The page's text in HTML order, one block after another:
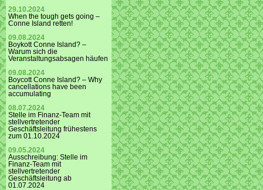
29.10.2024
When the tough gets going –
Conne Island retten!
09.08.2024
Boykott Conne Island? –
Warum sich die
Veranstaltungsabsagen häufen
09.08.2024
Boycott Conne Island? – Why
cancellations have been
accumulating
08.07.2024
Stelle im Finanz-Team mit
stellvertretender
Geschäftsleitung frühestens
zum 01.10.2024
09.05.2024
Ausschreibung: Stelle im
Finanz-Team mit
stellvertretender
Geschäftsleitung ab
01.07.2024